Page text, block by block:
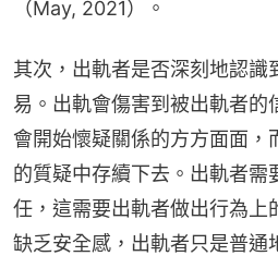
（May, 2021）。
其次，出軌者是否深刻地認識
易。出軌會傷害到被出軌者的
會開始懷疑關係的方方面面，
的質疑中存續下去。出軌者需
任，這需要出軌者做出行為上
缺乏安全感，出軌者只是普通